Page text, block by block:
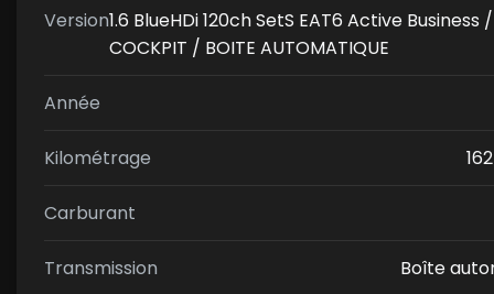
Version1.6 BlueHDi 120ch SetS EAT6 Active Business
COCKPIT / BOITE AUTOMATIQUE
Année
Kilométrage
Carburant
Transmission Boîte